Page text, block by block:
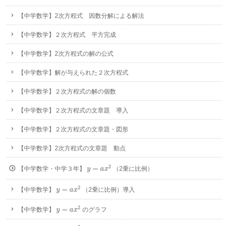
【中学数学】2次方程式 因数分解による解法
【中学数学】２次方程式 平方完成
【中学数学】2次方程式の解の公式
【中学数学】解が与えられた２次方程式
【中学数学】２次方程式の解の個数
【中学数学】２次方程式の文章題 導入
【中学数学】２次方程式の文章題・図形
【中学数学】2次方程式の文章題 動点
【中学数学・中学３年】y = ax2 （2乗に比例）
【中学数学】y = ax2 （2乗に比例）導入
【中学数学】y = ax2 のグラフ